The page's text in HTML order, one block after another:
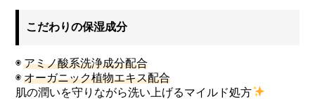
こだわりの保湿成分
◉アミノ酸系洗浄成分配合
◉オーガニック植物エキス配合
肌の潤いを守りながら洗い上げるマイルド処方